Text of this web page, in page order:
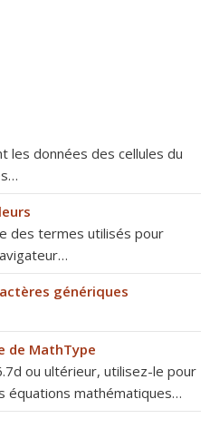
les données des cellules du
des termes utilisés pour
génériques
de MathType
ou ultérieur, utilisez-le pour
équations mathématiques…